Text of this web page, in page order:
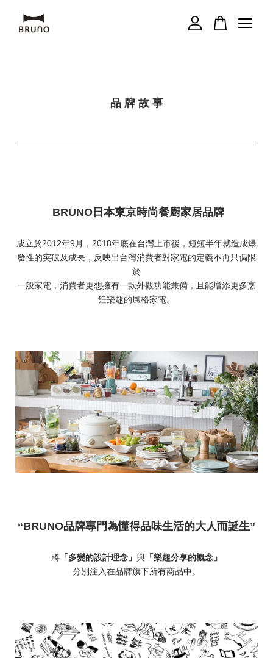
品 牌 故 事
BRUNO日本東京時尚餐廚家居品牌
成立於2012年9月，2018年底在台灣上市後，短短半年就造成爆
發性的突破及成長，反映出台灣消費者對家電的定義不再只侷限
於
一般家電，消費者更想擁有一款外觀功能兼備，且能增添更多烹
飪樂趣的風格家電。
“BRUNO品牌專門為懂得品味生活的大人而誕生”
將 「多變的設計理念」 與 「樂趣分享的概念」
分別注入在品牌旗下所有商品中。
繼續購物